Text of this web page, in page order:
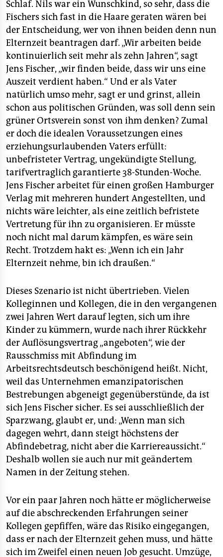
Schlaf. Nils war ein Wunschkind, so sehr, dass die
Fischers sich fast in die Haare geraten wären bei
der Entscheidung, wer von ihnen beiden denn nun
Elternzeit beantragen darf. „Wir arbeiten beide
kontinuierlich seit mehr als zehn Jahren“, sagt
Jens Fischer, „wir finden beide, dass wir uns eine
Auszeit verdient haben.“ Und er als Vater
natürlich umso mehr, sagt er und grinst, allein
schon aus politischen Gründen, was soll denn sein
grüner Ortsverein sonst von ihm denken? Zumal
er doch die idealen Voraussetzungen eines
erziehungsurlaubenden Vaters erfüllt:
unbefristeter Vertrag, ungekündigte Stellung,
tarifvertraglich garantierte 38-Stunden-Woche.
Jens Fischer arbeitet für einen großen Hamburger
Verlag mit mehreren hundert Angestellten, und
nichts wäre leichter, als eine zeitlich befristete
Vertretung für ihn zu organisieren. Er müsste
noch nicht mal darum kämpfen, es wäre sein
Recht. Trotzdem hakt es: „Wenn ich ein Jahr
Elternzeit nehme, bin ich draußen.“
Dieses Szenario ist nicht übertrieben. Vielen
Kolleginnen und Kollegen, die in den vergangenen
zwei Jahren Wert darauf legten, sich um ihre
Kinder zu kümmern, wurde nach ihrer Rückkehr
der Auflösungsvertrag „angeboten“, wie der
Rausschmiss mit Abfindung im
Arbeitsrechtsdeutsch beschönigend heißt. Nicht,
weil das Unternehmen emanzipatorischen
Bestrebungen abgeneigt gegenüberstünde, da ist
sich Jens Fischer sicher. Es sei ausschließlich der
Sparzwang, glaubt er, und: „Wenn man sich
dagegen wehrt, dann steigt höchstens der
Abfindebetrag, nicht aber die Karriereaussicht.“
Deshalb wollen sie auch nur mit geändertem
Namen in der Zeitung stehen.
Vor ein paar Jahren noch hätte er möglicherweise
auf die abschreckenden Erfahrungen seiner
Kollegen gepfiffen, wäre das Risiko eingegangen,
dass er nach der Elternzeit gehen muss, und hätte
sich im Zweifel einen neuen Job gesucht. Umzüge,